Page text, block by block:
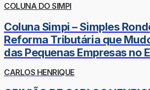
COLUNA DO SIMPI
Coluna Simpi – Simples
Reforma Tributária que
das Pequenas Empresas no
CARLOS HENRIQUE